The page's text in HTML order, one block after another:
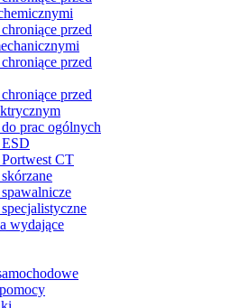
przed
przed
przed
prac ogólnych
CT
wydające